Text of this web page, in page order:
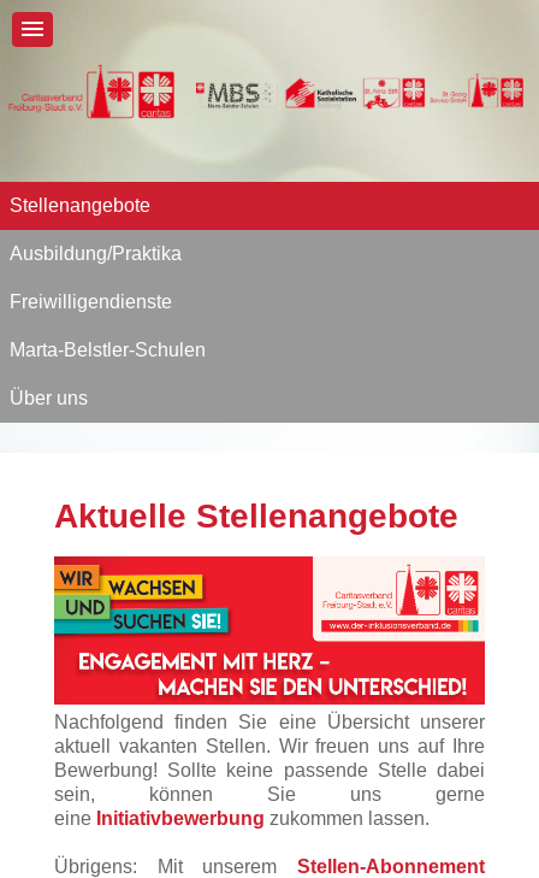
Stellenangebote
Ausbildung/Praktika
Freiwilligendienste
Marta-Belstler-Schulen
Über uns
Aktuelle Stellenangebote
Nachfolgend finden Sie eine Übersicht unserer
aktuell vakanten Stellen. Wir freuen uns auf Ihre
Bewerbung! Sollte keine passende Stelle dabei
sein, können Sie uns gerne
eine Initiativbewerbung zukommen lassen.
Übrigens: Mit unserem Stellen-Abonnement